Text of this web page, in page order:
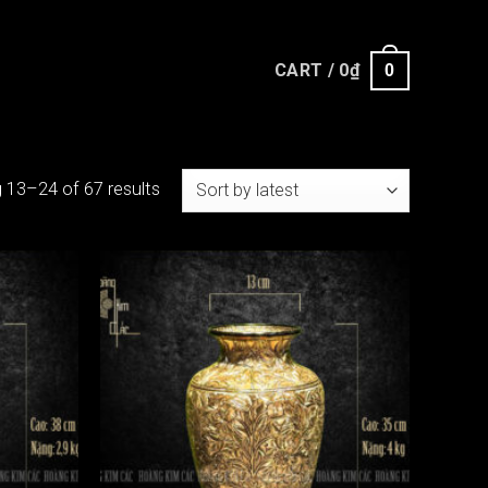
CART / 0₫ 0
13–24 of 67 results